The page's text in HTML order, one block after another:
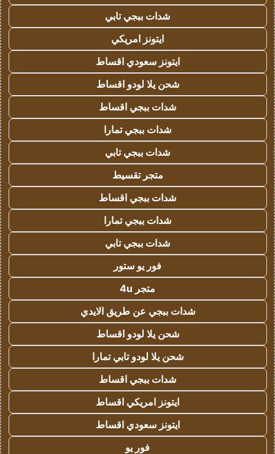
شدات ببجي تابي
ايتونز امريكي
ايتونز سعودي اقساط
شحن يلا لودو اقساط
شدات ببجي اقساط
شدات ببجي تمارا
شدات ببجي تابي
متجر تقسيط
شدات ببجي اقساط
شدات ببجي تمارا
شدات ببجي تابي
فور يو ستور
متجر 4u
شدات ببجي عن طريق الايدي
شحن يلا لودو اقساط
شحن يلا لودو تابي تمارا
شدات ببجي اقساط
ايتونز امريكي اقساط
ايتونز سعودي اقساط
فور يو